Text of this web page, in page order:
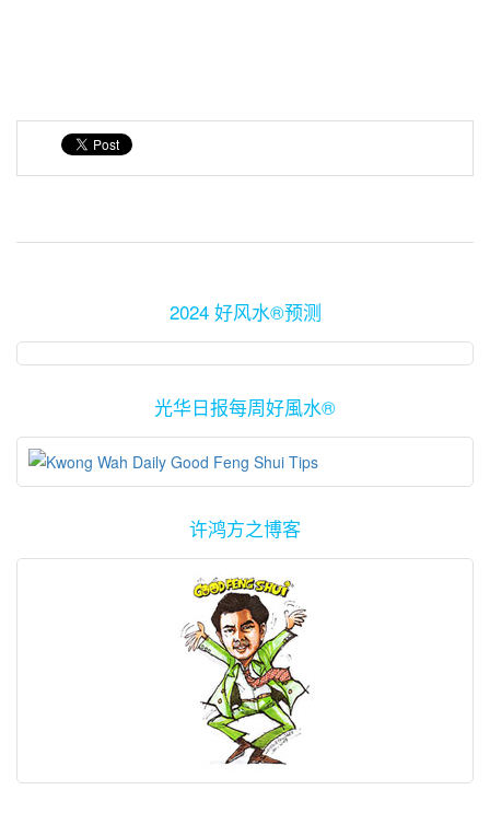
2024 好风水®预测
光华日报每周好風水®
许鸿方之博客